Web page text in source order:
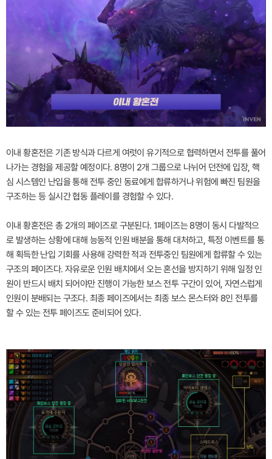
이내 황혼전은 기존 방식과 다르게 여럿이 유기적으로 협력하면서 전투를 풀어
나가는 경험을 제공할 예정이다. 8명이 2개 그룹으로 나뉘어 던전에 입장, 핵
심 시스템인 난입을 통해 전투 중인 동료에게 합류하거나 위험에 빠진 팀원을
구조하는 등 실시간 협동 플레이를 경험할 수 있다.
이내 황혼전은 총 2개의 페이즈로 구분된다. 1페이즈는 8명이 동시 다발적으
로 발생하는 상황에 대해 능동적 인원 배분을 통해 대처하고, 특정 이벤트를 통
해 획득한 난입 기회를 사용해 강력한 적과 전투중인 팀원에게 합류할 수 있는
구조의 페이즈다. 자유로운 인원 배치에서 오는 혼선을 방지하기 위해 일정 인
원이 반드시 배치 되어야만 진행이 가능한 보스 전투 구간이 있어, 자연스럽게
인원이 분배되는 구조다. 최종 페이즈에서는 최종 보스 몬스터와 8인 전투를
할 수 있는 전투 페이즈도 준비되어 있다.